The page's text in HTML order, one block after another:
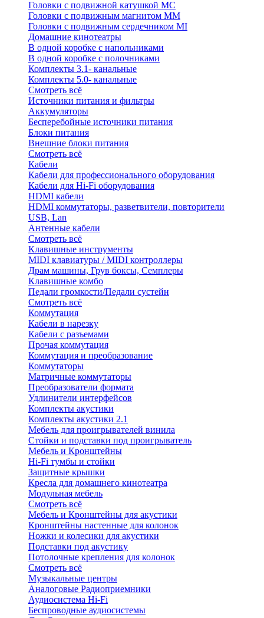
Головки с подвижной катушкой MC
Головки с подвижным магнитом ММ
Головки с подвижным сердечником MI
Домашние кинотеатры
В одной коробке с напольниками
В одной коробке с полочниками
Комплекты 3.1- канальные
Комплекты 5.0- канальные
Смотреть всё
Источники питания и фильтры
Аккумуляторы
Бесперебойные источники питания
Блоки питания
Внешние блоки питания
Смотреть всё
Кабели
Кабели для профессионального оборудования
Кабели для Hi-Fi оборудования
HDMI кабели
HDMI коммутаторы, разветвители, повторители
USB, Lan
Антенные кабели
Смотреть всё
Клавишные инструменты
MIDI клавиатуры / MIDI контроллеры
Драм машины, Грув боксы, Семплеры
Клавишные комбо
Педали громкости/Педали сустейн
Смотреть всё
Коммутация
Кабели в нарезку
Кабели с разъемами
Прочая коммутация
Коммутация и преобразование
Коммутаторы
Матричные коммутаторы
Преобразователи формата
Удлинители интерфейсов
Комплекты акустики
Комплекты акустики 2.1
Мебель для проигрывателей винила
Стойки и подставки под проигрыватель
Мебель и Кронштейны
Hi-Fi тумбы и стойки
Защитные крышки
Кресла для домашнего кинотеатра
Модульная мебель
Смотреть всё
Мебель и Кронштейны для акустики
Кронштейны настенные для колонок
Ножки и колесики для акустики
Подставки под акустику
Потолочные крепления для колонок
Смотреть всё
Музыкальные центры
Аналоговые Радиоприемники
Аудиосистема Hi-Fi
Беспроводные аудиосистемы